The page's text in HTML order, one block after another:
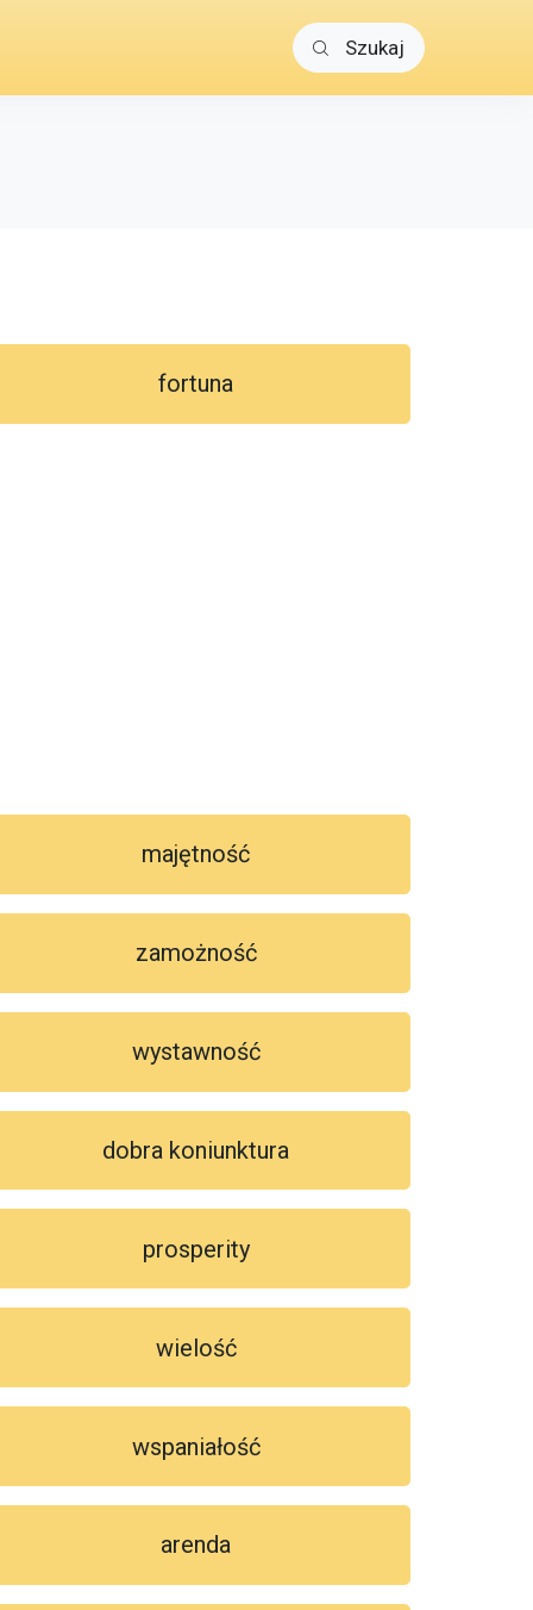
Szukaj
fortuna
majętność
zamożność
wystawność
dobra koniunktura
prosperity
wielość
wspaniałość
arenda